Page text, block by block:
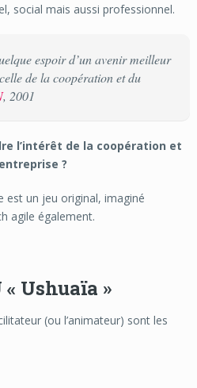
social mais aussi professionnel.
espoir d’un avenir meilleur
de la coopération et du
, 2001
l’intérêt de la coopération et
?
un jeu original, imaginé
agile également.
« Ushuaïa »
(ou l’animateur) sont les